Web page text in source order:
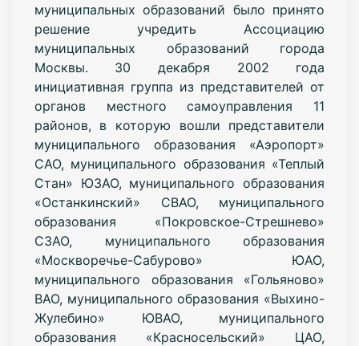
муниципальных образований было принято
решение учредить Ассоциацию
муниципальных образований города
Москвы. 30 декабря 2002 года
инициативная группа из представителей от
органов местного самоуправления 11
районов, в которую вошли представители
муниципального образования «Аэропорт»
САО, муниципального образования «Теплый
Стан» ЮЗАО, муниципального образования
«Останкинский» СВАО, муниципального
образования «Покровское-Стрешнево»
СЗАО, муниципального образования
«Москворечье-Сабурово» ЮАО,
муниципального образования «Гольяново»
ВАО, муниципального образования «Выхино-
Жулебино» ЮВАО, муниципального
образования «Красносельский» ЦАО,